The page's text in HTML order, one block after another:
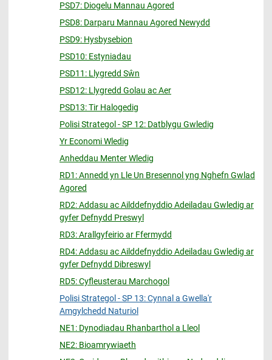
PSD7: Diogelu Mannau Agored
PSD8: Darparu Mannau Agored Newydd
PSD9: Hysbysebion
PSD10: Estyniadau
PSD11: Llygredd Sŵn
PSD12: Llygredd Golau ac Aer
PSD13: Tir Halogedig
Polisi Strategol - SP 12: Datblygu Gwledig
Yr Economi Wledig
Anheddau Menter Wledig
RD1: Annedd yn Lle Un Bresennol yng Nghefn Gwlad
Agored
RD2: Addasu ac Ailddefnyddio Adeiladau Gwledig ar
gyfer Defnydd Preswyl
RD3: Arallgyfeirio ar Ffermydd
RD4: Addasu ac Ailddefnyddio Adeiladau Gwledig ar
gyfer Defnydd Dibreswyl
RD5: Cyfleusterau Marchogol
Polisi Strategol - SP 13: Cynnal a Gwella'r
Amgylchedd Naturiol
NE1: Dynodiadau Rhanbarthol a Lleol
NE2: Bioamrywiaeth